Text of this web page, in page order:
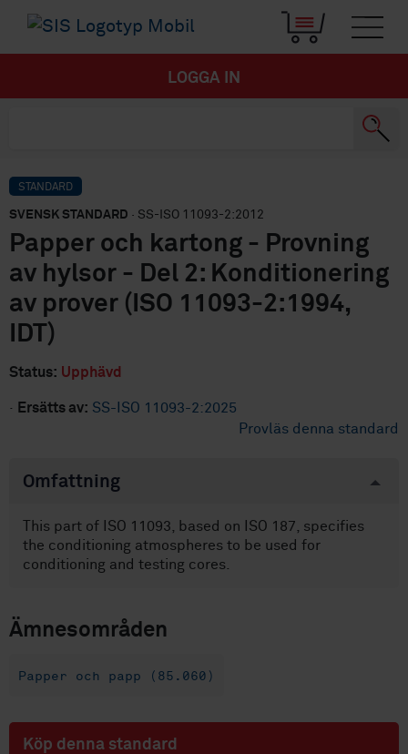
LOGGA IN
STANDARD
SVENSK STANDARD · SS-ISO 11093-2:2012
Papper och kartong - Provning
av hylsor - Del 2: Konditionering
av prover (ISO 11093-2:1994,
IDT)
Status: Upphävd
· Ersätts av: SS-ISO 11093-2:2025
Provläs denna standard
Omfattning
This part of ISO 11093, based on ISO 187, specifies
the conditioning atmospheres to be used for
conditioning and testing cores.
Ämnesområden
Papper och papp (85.060)
Köp denna standard